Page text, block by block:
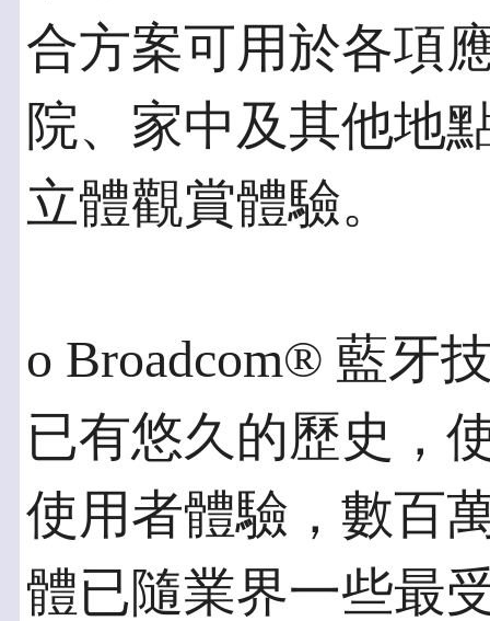
合方案可用於各項
院、家中及其他地
立體觀賞體驗。
o Broadcom® 藍牙
已有悠久的歷史，
使用者體驗，數百
體已隨業界一些最